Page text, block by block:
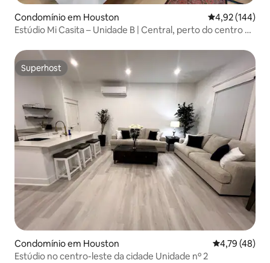
Condomínio em Houston Classificação
4,92 (144)
Estúdio Mi Casita – Unidade B | Central, perto do centro da
Superhost
Superhost
Condomínio em Houston Classificação
4,79 (48)
Estúdio no centro-leste da cidade Unidade nº 2